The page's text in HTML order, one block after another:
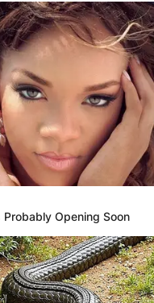
верници: Да
изградбата на
Трифун“
Opening Soon